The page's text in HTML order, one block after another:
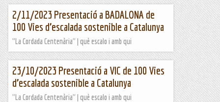
2/11/2023 Presentació a BADALONA de
100 Vies d’escalada sostenible a Catalunya
"La Cordada Centenària" | què escalo i amb qui
23/10/2023 Presentació a VIC de 100 Vies
d’escalada sostenible a Catalunya
"La Cordada Centenària" | què escalo i amb qui